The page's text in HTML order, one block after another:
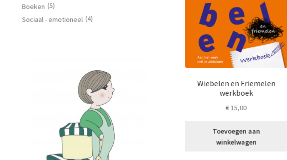
Wiebelen en Friemelen
werkboek
€15,00
Toevoegen aan
winkelwagen
Boeken (5)
Sociaal - emotioneel (4)